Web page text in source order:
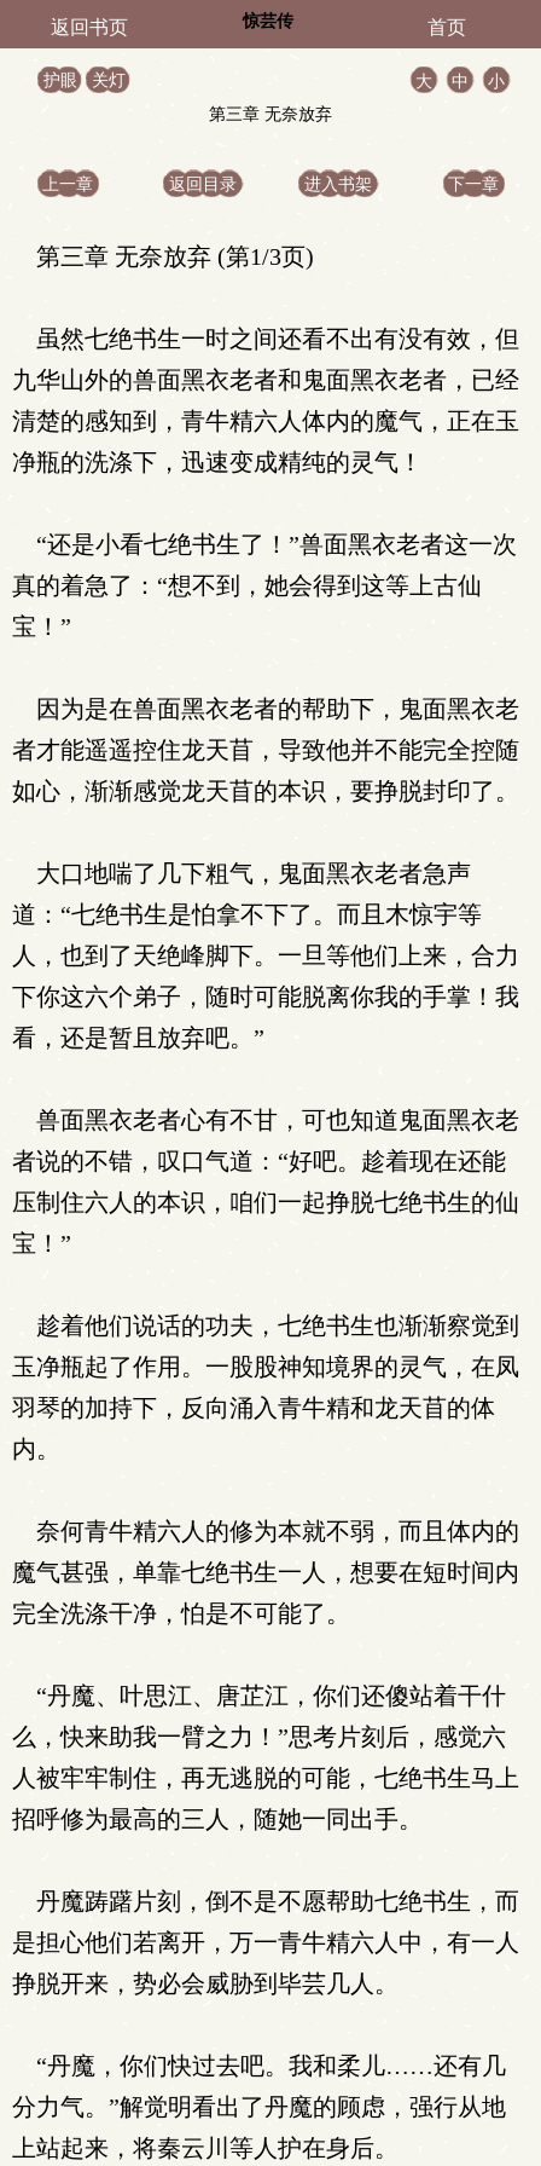
返回书页 惊芸传 首页
护眼 关灯 大 中
小
第三章 无奈放弃
上一章 返回目录 进入书架 下一章
第三章 无奈放弃 (第1/3页)
虽然七绝书生一时之间还看不出有没有效，但
九华山外的兽面黑衣老者和鬼面黑衣老者，已经
清楚的感知到，青牛精六人体内的魔气，正在玉
净瓶的洗涤下，迅速变成精纯的灵气！
“还是小看七绝书生了！”兽面黑衣老者这一次
真的着急了：“想不到，她会得到这等上古仙
宝！”
因为是在兽面黑衣老者的帮助下，鬼面黑衣老
者才能遥遥控住龙天苜，导致他并不能完全控随
如心，渐渐感觉龙天苜的本识，要挣脱封印了。
大口地喘了几下粗气，鬼面黑衣老者急声
道：“七绝书生是怕拿不下了。而且木惊宇等
人，也到了天绝峰脚下。一旦等他们上来，合力
下你这六个弟子，随时可能脱离你我的手掌！我
看，还是暂且放弃吧。”
兽面黑衣老者心有不甘，可也知道鬼面黑衣老
者说的不错，叹口气道：“好吧。趁着现在还能
压制住六人的本识，咱们一起挣脱七绝书生的仙
宝！”
趁着他们说话的功夫，七绝书生也渐渐察觉到
玉净瓶起了作用。一股股神知境界的灵气，在凤
羽琴的加持下，反向涌入青牛精和龙天苜的体
内。
奈何青牛精六人的修为本就不弱，而且体内的
魔气甚强，单靠七绝书生一人，想要在短时间内
完全洗涤干净，怕是不可能了。
“丹魔、叶思江、唐芷江，你们还傻站着干什
么，快来助我一臂之力！”思考片刻后，感觉六
人被牢牢制住，再无逃脱的可能，七绝书生马上
招呼修为最高的三人，随她一同出手。
丹魔踌躇片刻，倒不是不愿帮助七绝书生，而
是担心他们若离开，万一青牛精六人中，有一人
挣脱开来，势必会威胁到毕芸几人。
“丹魔，你们快过去吧。我和柔儿……还有几
分力气。”解觉明看出了丹魔的顾虑，强行从地
上站起来，将秦云川等人护在身后。